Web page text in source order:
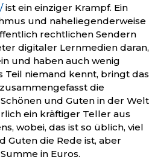
ist ein einziger Krampf. Ein
und naheliegenderweise
rechtlichen Sendern
digitaler Lernmedien daran,
und haben auch wenig
Teil niemand kennt, bringt das
die
und Guten in der Welt
ein kräftiger Teller aus
wobei, das ist so üblich, viel
Guten die Rede ist, aber
in Euros.